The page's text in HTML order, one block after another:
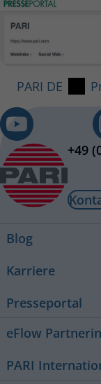
PARI DE
+49
Blog
Karriere
Presseportal
eFlow
PARI